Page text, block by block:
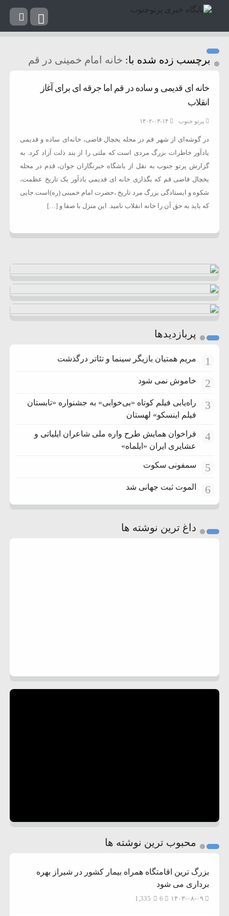
برچسب زده شده با: خانه امام خمینی در قم
خانه ای قدیمی و ساده در قم اما جرقه ای برای آغاز
انقلاب
پرتو جنوب ۱۴۰۲-۰۳-۱۴
در گوشه‌ای از شهر قم در محله یخچال قاضی، خانه‌ای ساده و قدیمی
یادآور خاطرات بزرگ مردی است که ملتی را از بند ذلت آزاد کرد. به
گزارش پرتو جنوب به نقل از باشگاه خبرنگاران جوان، قدم در محله
یخچال قاضی قم که بگذاری خانه ای قدیمی یادآور یک تاریخ عظمت،
شکوه و ایستادگی بزرگ مرد تاریخ ،حضرت امام خمینی (ره)است.جایی
که باید به حق آن را خانه انقلاب نامید. این منزل با صفا و […]
پربازدیدها
1 مریم همتیان بازیگر سینما و تئاتر درگذشت
2 خاموش نمی شود
3
راه‌یابی فیلم کوتاه «بی‌خوابی» به جشنواره «تابستان
فیلم اینسکو» لهستان
4
فراخوان همایش طرح واره ملی شاعران ایلیاتی و
عشایری ایران «ایلماه»
5 سمفونی سکوت
6 الموت ثبت جهانی شد
داغ ترین نوشته ها
محبوب ترین نوشته ها
بزرگ ترین اقامتگاه همراه بیمار کشور در شیراز بهره
برداری می شود
۱۴۰۳-۰۸-۰۹ 1,335